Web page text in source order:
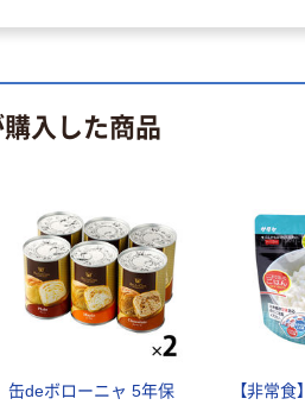
入した商品
缶deボローニャ 5年保
【非常